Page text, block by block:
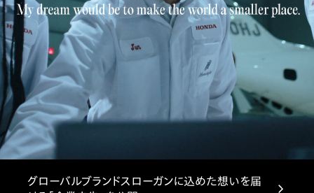
グローバルブランドスローガンに込めた想いを届